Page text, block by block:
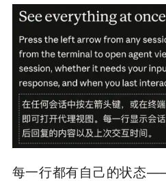
每一行都有自己的状态